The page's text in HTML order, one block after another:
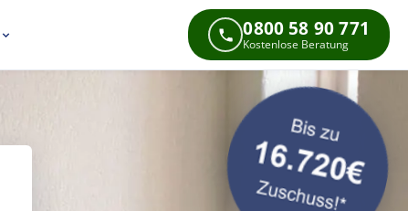
0800 58 90 771
Kostenlose Beratung